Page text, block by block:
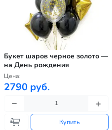
Букет шаров черное золото —
на День рождения
Цена:
2790 руб.
Купить